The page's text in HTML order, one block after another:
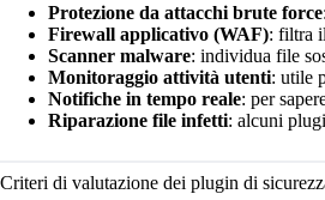
Protezione da attacchi brute force
Firewall applicativo (WAF): filtra
Scanner malware: individua file
Monitoraggio attività utenti: utile
Notifiche in tempo reale: per
Riparazione file infetti: alcuni
Criteri di valutazione dei plugin di